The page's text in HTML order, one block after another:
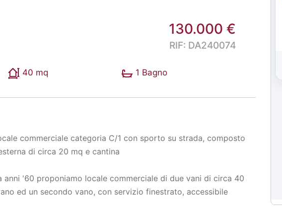
130.000 €
RIF: DA240074
40 mq 1 Bagno
commerciale categoria C/1 con sporto su strada, composto
di circa 20 mq e cantina
'60 proponiamo locale commerciale di due vani di circa 40
ed un secondo vano, con servizio finestrato, accessibile